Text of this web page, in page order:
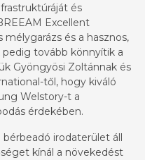
és
Excellent
és a hasznos,
tovább könnyítik a
Gyöngyösi Zoltánnak és
től, hogy kiváló
Welstory-t a
érdekében.
irodaterület áll
kínál a növekedést